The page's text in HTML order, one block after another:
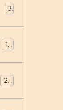
3
16
20